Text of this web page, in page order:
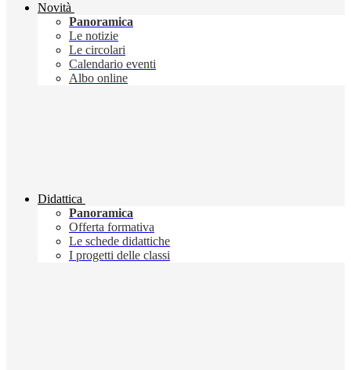
Novità
Panoramica
Le notizie
Le circolari
Calendario eventi
Albo online
Didattica
Panoramica
Offerta formativa
Le schede didattiche
I progetti delle classi